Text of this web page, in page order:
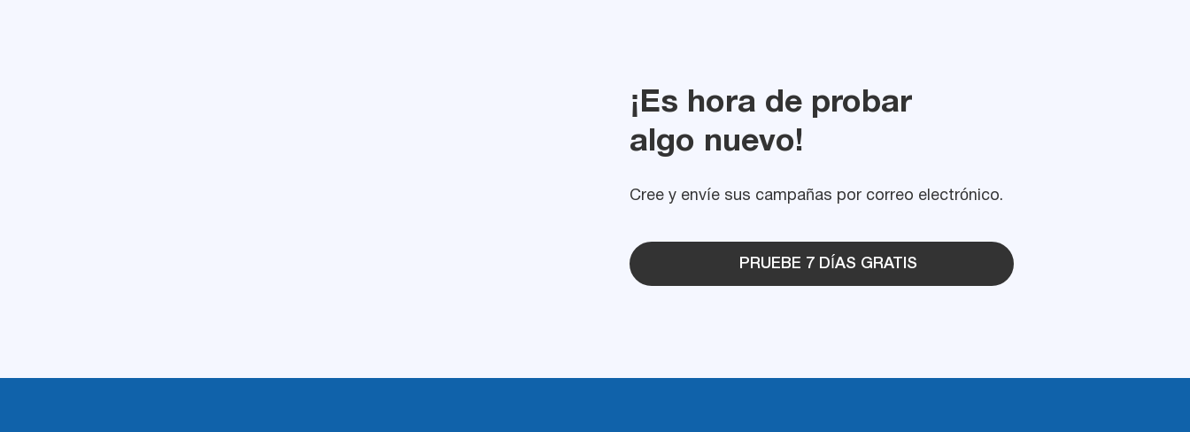
¡Es hora de probar
algo nuevo!
Cree y envíe sus campañas por correo electrónico.
PRUEBE 7 DÍAS GRATIS